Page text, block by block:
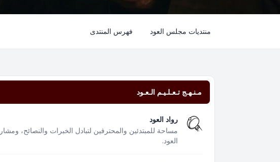
منتديات مجلس العود فهرس المنتدى
مـنـهـج تـعـلـيـم الـعـود
رواد العود
مساحة للمبتدئين والمحترفين لتبادل الخبرات والنصائح،
العود.